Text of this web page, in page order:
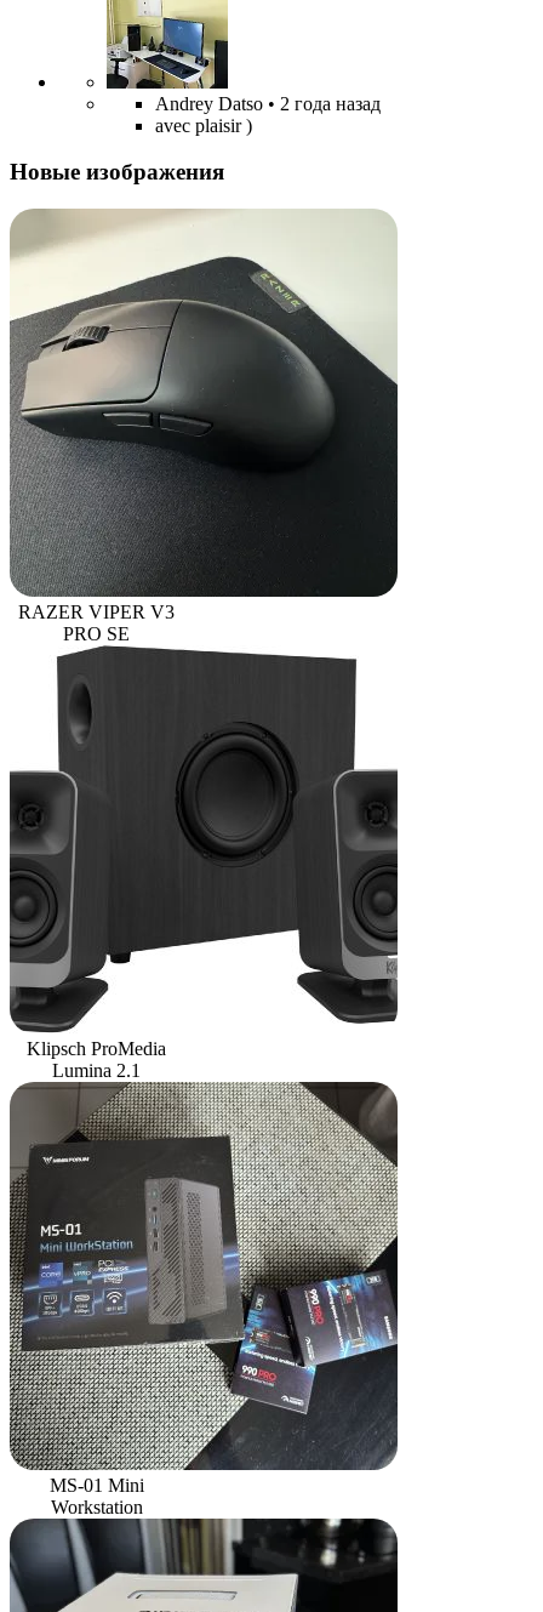
Andrey Datso • 2 года назад
avec plaisir )
Новые изображения
RAZER VIPER V3
PRO SE
Klipsch ProMedia
Lumina 2.1
MS-01 Mini
Workstation